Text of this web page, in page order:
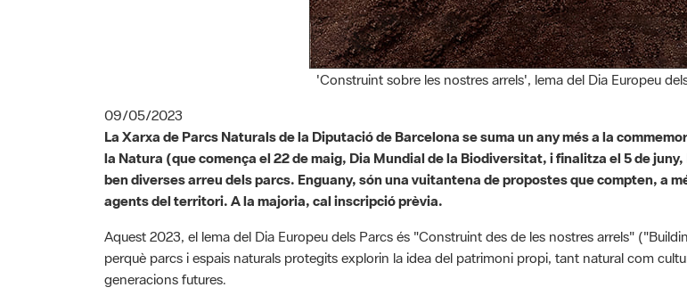
'Construint sobre les nostres arrels', lema del Dia Europeu
09/05/2023
La Xarxa de Parcs Naturals de la Diputació de Barcelona se suma un any més a la
la Natura (que comença el 22 de maig, Dia Mundial de la Biodiversitat, i finalitza el 5 de
ben diverses arreu dels parcs. Enguany, són una vuitantena de propostes que compten, a
agents del territori. A la majoria, cal inscripció prèvia.
Aquest 2023, el lema del Dia Europeu dels Parcs és "Construint des de les nostres arrels"
perquè parcs i espais naturals protegits explorin la idea del patrimoni propi, tant natural com
generacions futures.